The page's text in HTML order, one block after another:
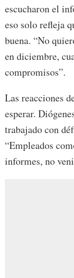
escucharon el
eso solo refleja
buena. “No
en diciembre,
compromisos”.
Las reacciones
esperar.
trabajado con
“Empleados
informes, no